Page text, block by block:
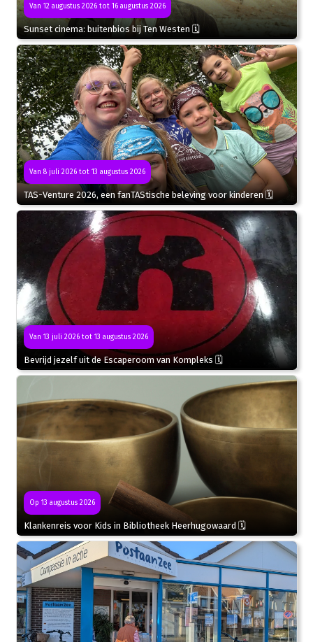
Van 12 augustus 2026 tot 16 augustus 2026
Sunset cinema: buitenbios bij Ten Westen 🗓
Van 8 juli 2026 tot 13 augustus 2026
TAS-Venture 2026, een fanTAStische beleving voor kinderen 🗓
Van 13 juli 2026 tot 13 augustus 2026
Bevrijd jezelf uit de Escaperoom van Kompleks 🗓
Op 13 augustus 2026
Klankenreis voor Kids in Bibliotheek Heerhugowaard 🗓